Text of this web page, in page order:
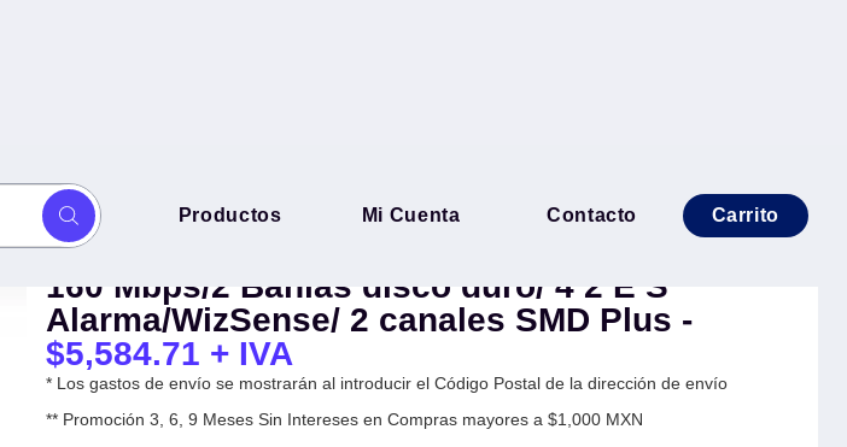
Productos Mi Cuenta Contacto Carrito
DHI-NVR4232-16P-4KS3 NVR 4k / 32
Canales IP /16 Puertos PoE / Rendimiento
160 Mbps/2 Bahías disco duro/ 4 2 E S
Alarma/WizSense/ 2 canales SMD Plus -
$5,584.71 + IVA
* Los gastos de envío se mostrarán al introducir el Código Postal de la dirección de envío
** Promoción 3, 6, 9 Meses Sin Intereses en Compras mayores a $1,000 MXN